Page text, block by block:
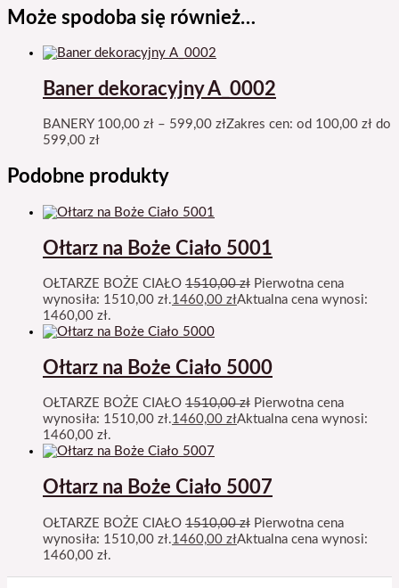
Może spodoba się również…
Baner dekoracyjny A_0002
BANERY 100,00 zł – 599,00 złZakres cen: od 100,00 zł do
599,00 zł
Podobne produkty
Ołtarz na Boże Ciało 5001
OŁTARZE BOŻE CIAŁO 1510,00zł Pierwotna cena
wynosiła: 1510,00 zł.1460,00 złAktualna cena wynosi:
1460,00 zł.
Ołtarz na Boże Ciało 5000
OŁTARZE BOŻE CIAŁO 1510,00zł Pierwotna cena
wynosiła: 1510,00 zł.1460,00 złAktualna cena wynosi:
1460,00 zł.
Ołtarz na Boże Ciało 5007
OŁTARZE BOŻE CIAŁO 1510,00zł Pierwotna cena
wynosiła: 1510,00 zł.1460,00 złAktualna cena wynosi:
1460,00 zł.